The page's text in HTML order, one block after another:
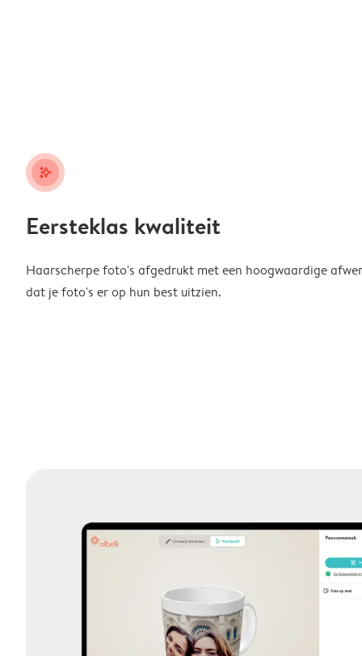
stars_plus
Eersteklas kwaliteit
Haarscherpe foto's afgedrukt met een hoogwaardige
dat je foto's er op hun best uitzien.